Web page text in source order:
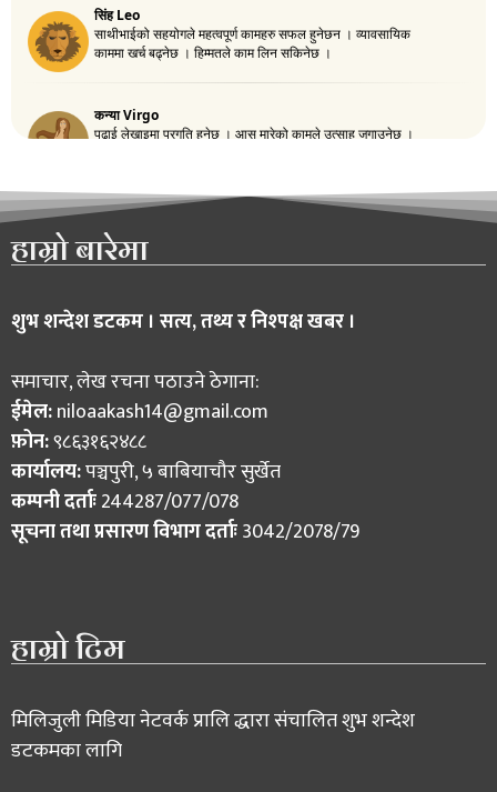
हाम्रो बारेमा
शुभ शन्देश डटकम । सत्य, तथ्य र निश्पक्ष खबर ।
समाचार, लेख रचना पठाउने ठेगाना:
ईमेल:niloaakash14@gmail.com
फ़ोन:९८६३१६२४८८
कार्यालय:पञ्चपुरी, ५ बाबियाचौर सुर्खेत
कम्पनी दर्ताः244287/077/078
सूचना तथा प्रसारण विभाग दर्ताः3042/2078/79
हाम्रो टिम
मिलिजुली मिडिया नेटवर्क प्रालि द्धारा संचालित शुभ शन्देश
डटकमका लागि